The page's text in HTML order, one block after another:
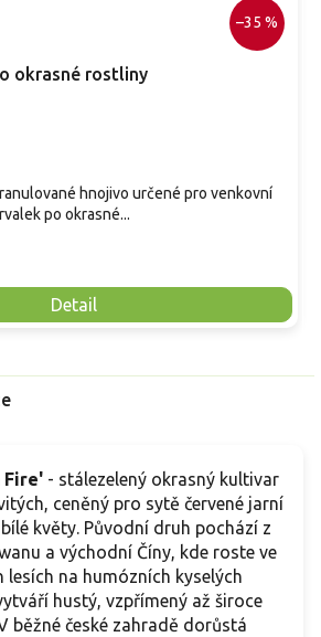
–35 %
okrasné rostliny
Detail
hnojivo určené pro venkovní
po okrasné...
Fire' - stálezelený okrasný kultivar
ceněný pro sytě červené jarní
květy. Původní druh pochází z
a východní Číny, kde roste ve
lesích na humózních kyselých
hustý, vzpřímený až široce
běžné české zahradě dorůstá